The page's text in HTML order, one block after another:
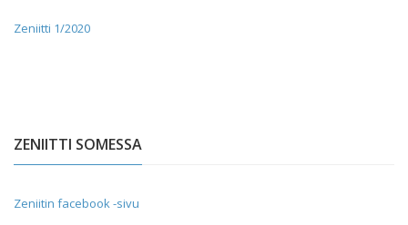
Zeniitti 1/2020
ZENIITTI SOMESSA
Zeniitin facebook -sivu